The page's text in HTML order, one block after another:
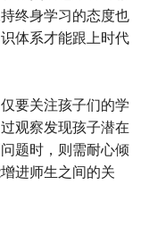
终身学习的态度也
体系才能跟上时代
要关注孩子们的学
观察发现孩子潜在
题时，则需耐心倾
进师生之间的关